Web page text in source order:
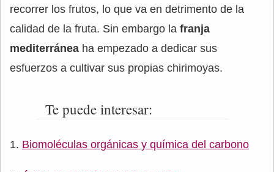
recorrer los frutos, lo que va en detrimento de la
calidad de la fruta. Sin embargo la franja
mediterránea ha empezado a dedicar sus
esfuerzos a cultivar sus propias chirimoyas.
Te puede interesar:
Biomoléculas orgánicas y química del carbono